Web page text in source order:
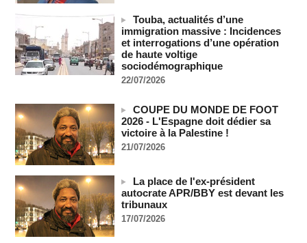
Les Bourses mondiales suspendues au Moyen-Orient,
records en Europe
06/08/2026
Soudan du Sud : Les avocats de Riek Machar sollicitent un
accès à leur client avant la prochaine audience
France-Algérie: l'affaire Mehdi Laribi relance la coopération
policière contre le narcotrafic
06/08/2026 -
Guinée : l'absence du président Doumbouya ravive les
tensions politiques
Bénin: le nouveau Sénat élit son premier président
06/08/2026 -
La Centrafrique et le Cameroun apaisent les tensions après
un incident frontalier
Touba, actualités d’une
immigration massive : Incidences
et interrogations d’une opération
de haute voltige
sociodémographique
22/07/2026
COUPE DU MONDE DE FOOT
2026 - L'Espagne doit dédier sa
victoire à la Palestine !
21/07/2026
La place de l'ex-président
autocrate APR/BBY est devant les
tribunaux
17/07/2026